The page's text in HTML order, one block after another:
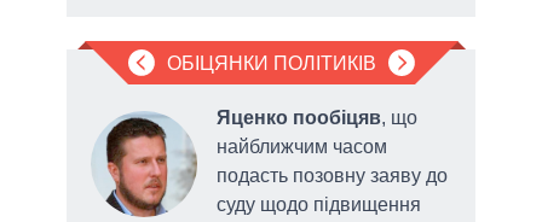
ОБІЦЯНКИ ПОЛІТИКІВ
Яценко пообіцяв, що
найближчим часом
подасть позовну заяву до
суду щодо підвищення